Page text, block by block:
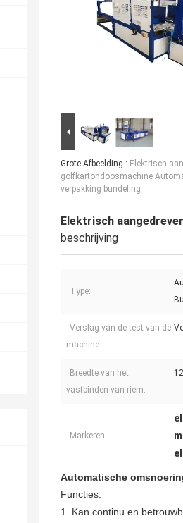
Grote Afbeelding : Elektrisch
golfkartondoosmachine
verpakking bundeling
Elektrisch
beschrijving
Type:
Verslag van de test van de
machine:
Breedte van het
vastbinden van riem:
Markeren:
Automatische
Functies:
1. Kan continu en